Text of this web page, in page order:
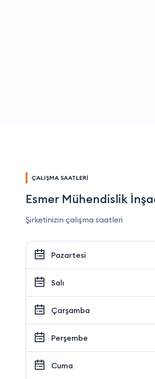
ÇALIŞMA SAATLERİ
Esmer Mühendislik
Şirketinizin çalışma saatleri
Pazartesi
Salı
Çarşamba
Perşembe
Cuma